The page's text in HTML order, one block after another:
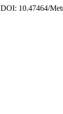
10.47464/